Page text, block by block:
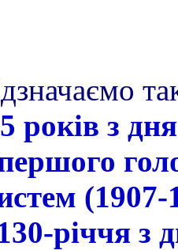
років з
(1907-
річчя з